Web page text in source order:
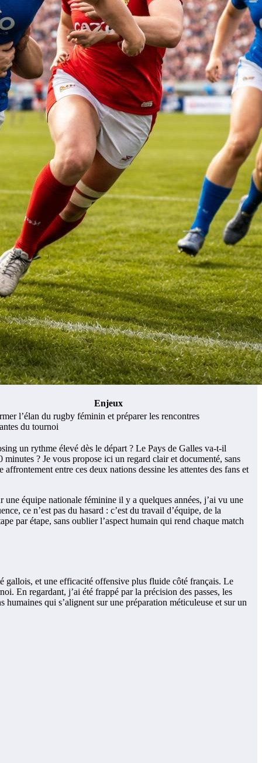
Enjeux
l’élan du rugby féminin et préparer les rencontres
du tournoi
un rythme élevé dès le départ ? Le Pays de Galles va-t-il
? Je vous propose ici un regard clair et documenté, sans
entre ces deux nations dessine les attentes des fans et
équipe nationale féminine il y a quelques années, j’ai vu une
ce n’est pas du hasard : c’est du travail d’équipe, de la
par étape, sans oublier l’aspect humain qui rend chaque match
gallois, et une efficacité offensive plus fluide côté français. Le
En regardant, j’ai été frappé par la précision des passes, les
qui s’alignent sur une préparation méticuleuse et sur un